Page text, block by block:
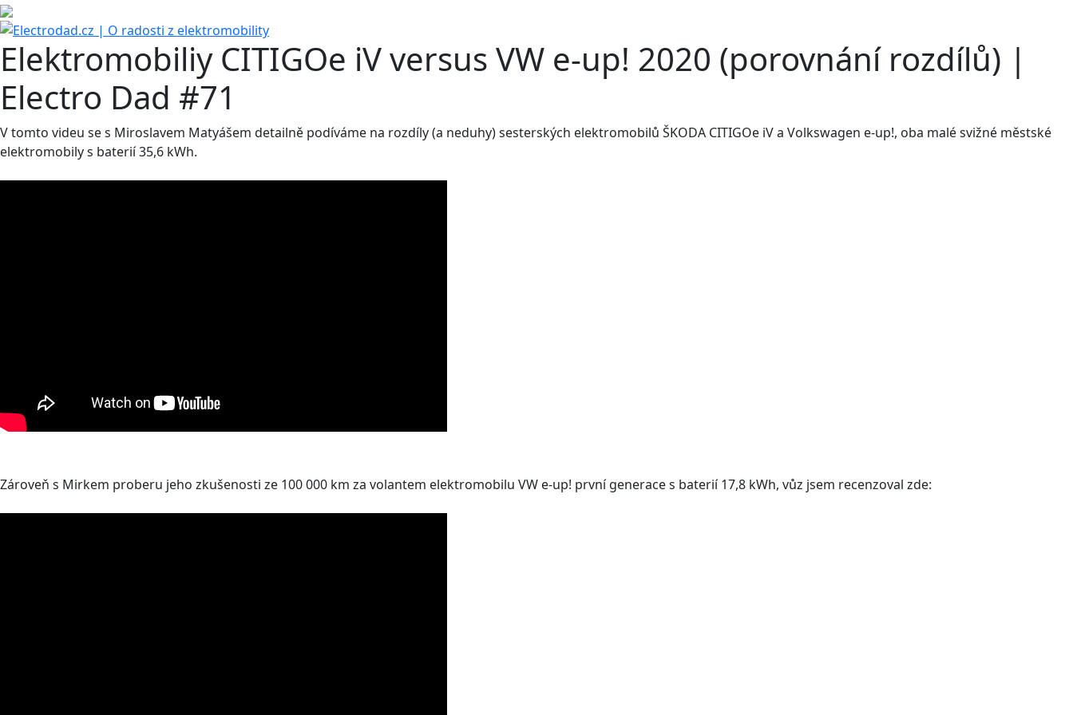
Elektromobiliy CITIGOe iV versus VW e-up! 2020 (porovnání rozdílů) |
Electro Dad #71
V tomto videu se s Miroslavem Matyášem detailně podíváme na rozdíly (a neduhy) sesterských elektromobilů ŠKODA CITIGOe iV a Volkswagen e-up!, oba malé svižné městské
elektromobily s baterií 35,6 kWh.
Zároveň s Mirkem proberu jeho zkušenosti ze 100 000 km za volantem elektromobilu VW e-up! první generace s baterií 17,8 kWh, vůz jsem recenzoval zde: